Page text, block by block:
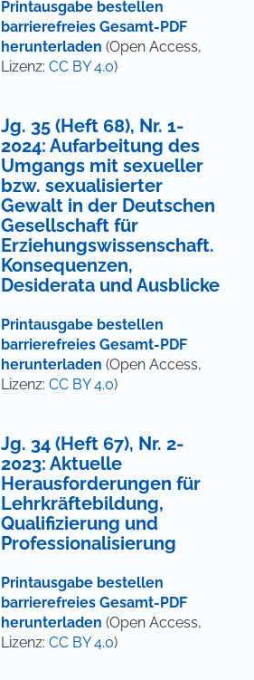
Printausgabe bestellen
barrierefreies Gesamt-PDF
herunterladen (Open Access,
Lizenz: CC BY 4.0)
Jg. 35 (Heft 68), Nr. 1-
2024: Aufarbeitung des
Umgangs mit sexueller
bzw. sexualisierter
Gewalt in der Deutschen
Gesellschaft für
Erziehungswissenschaft.
Konsequenzen,
Desiderata und Ausblicke
Printausgabe bestellen
barrierefreies Gesamt-PDF
herunterladen (Open Access,
Lizenz: CC BY 4.0)
Jg. 34 (Heft 67), Nr. 2-
2023: Aktuelle
Herausforderungen für
Lehrkräftebildung,
Qualifizierung und
Professionalisierung
Printausgabe bestellen
barrierefreies Gesamt-PDF
herunterladen (Open Access,
Lizenz: CC BY 4.0)